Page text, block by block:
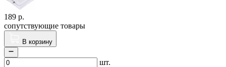
189 р.
сопутствующие товары
В корзину
шт.